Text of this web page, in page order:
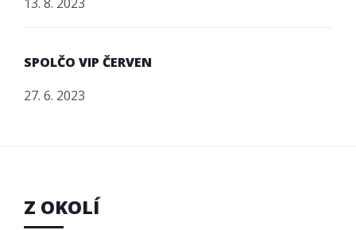
SPOLČO VIP ČERVEN
27. 6. 2023
Z OKOLÍ